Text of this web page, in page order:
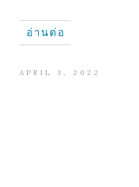
อ่านต่อ
APRIL 3, 2022